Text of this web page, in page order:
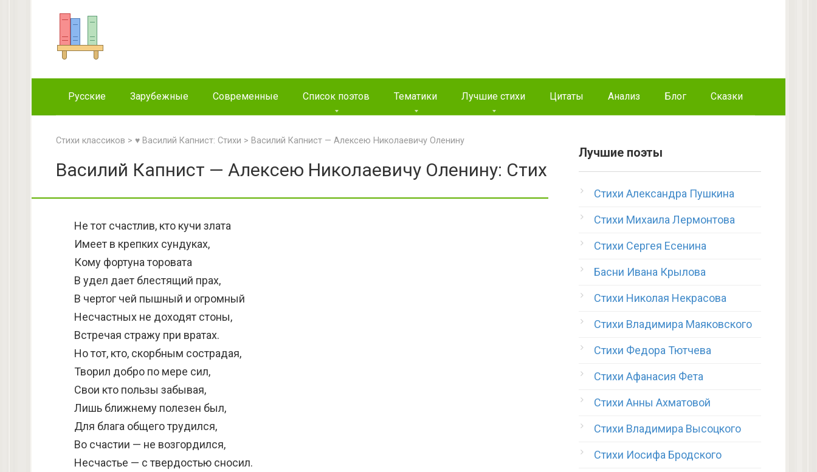
Русские Зарубежные Современные Список поэтов Тематики Лучшие стихи Цитаты Анализ Блог Сказки
Стихи классиков > ♥ Василий Капнист: Стихи > Василий Капнист — Алексею Николаевичу Оленину
Василий Капнист — Алексею Николаевичу Оленину: Стих
Не тот счастлив, кто кучи злата
Имеет в крепких сундуках,
Кому фортуна торовата
В удел дает блестящий прах,
В чертог чей пышный и огромный
Несчастных не доходят стоны,
Встречая стражу при вратах.
Но тот, кто, скорбным сострадая,
Творил добро по мере сил,
Свои кто пользы забывая,
Лишь ближнему полезен был,
Для блага общего трудился,
Во счастии — не возгордился,
Несчастье — с твердостью сносил.
Лучшие поэты
Стихи Александра Пушкина
Стихи Михаила Лермонтова
Стихи Сергея Есенина
Басни Ивана Крылова
Стихи Николая Некрасова
Стихи Владимира Маяковского
Стихи Федора Тютчева
Стихи Афанасия Фета
Стихи Анны Ахматовой
Стихи Владимира Высоцкого
Стихи Иосифа Бродского